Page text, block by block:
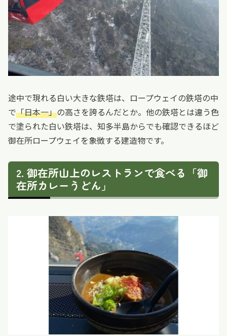
途中で現れる白い大きな鉄塔は、ロープウェイの鉄塔の中
で「日本一」の高さを誇るんだとか。他の鉄塔とは違う色
で塗られた白い鉄塔は、知多半島からでも確認できるほど
御在所ロープウェイを象徴する建造物です。
御在所山上のレストランで食べる「御
在所カレーうどん」